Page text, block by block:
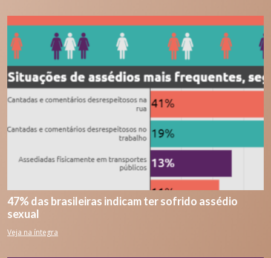
47% das brasileiras indicam ter sofrido assédio
sexual
Veja na íntegra